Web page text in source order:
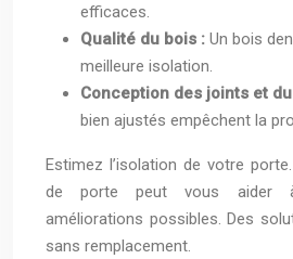
efficaces.
Qualité du bois : Un bois
meilleure isolation.
Conception des joints et
bien ajustés empêchent la
Estimez l’isolation de votre
de porte peut vous aider
améliorations possibles. Des
sans remplacement.